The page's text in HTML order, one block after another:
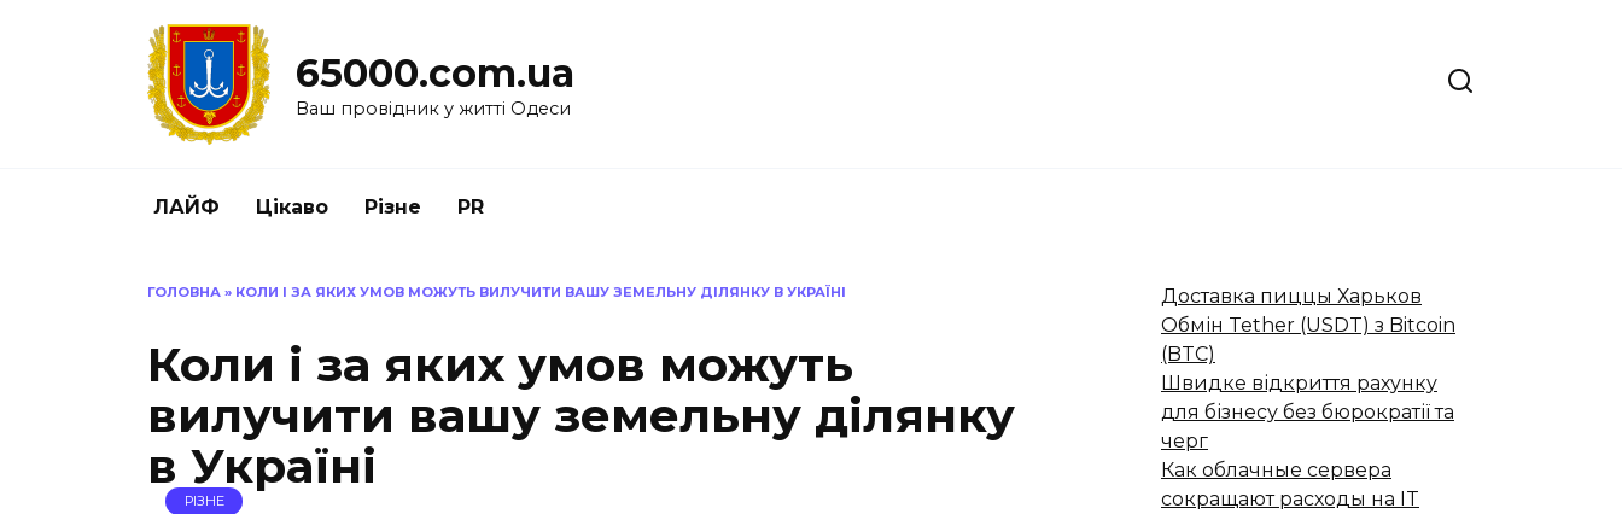
65000.com.ua
Ваш провідник у житті Одеси
ЛАЙФ Цікаво Різне PR
ГОЛОВНА » КОЛИ І ЗА ЯКИХ УМОВ МОЖУТЬ ВИЛУЧИТИ ВАШУ ЗЕМЕЛЬНУ ДІЛЯНКУ В УКРАЇНІ
Коли і за яких умов можуть
вилучити вашу земельну ділянку
в Україні
РІЗНЕ
Доставка пиццы Харьков
Обмін Tether (USDT) з Bitcoin
(BTC)
Швидке відкриття рахунку
для бізнесу без бюрократії та
черг
Как облачные сервера
сокращают расходы на IT